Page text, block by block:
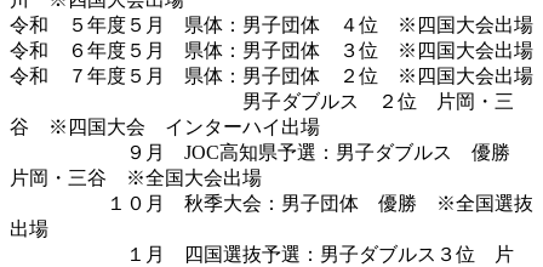
令和 ５年度５月 県体：男子団体 ４位 ※四国大会出場
令和 ６年度５月 県体：男子団体 ３位 ※四国大会出場
令和 ７年度５月 県体：男子団体 ２位 ※四国大会出場
男子ダブルス ２位 片岡・三
谷 ※四国大会 インターハイ出場
９月 JOC高知県予選：男子ダブルス 優勝
片岡・三谷 ※全国大会出場
１０月 秋季大会：男子団体 優勝 ※全国選抜
出場
１月 四国選抜予選：男子ダブルス３位 片